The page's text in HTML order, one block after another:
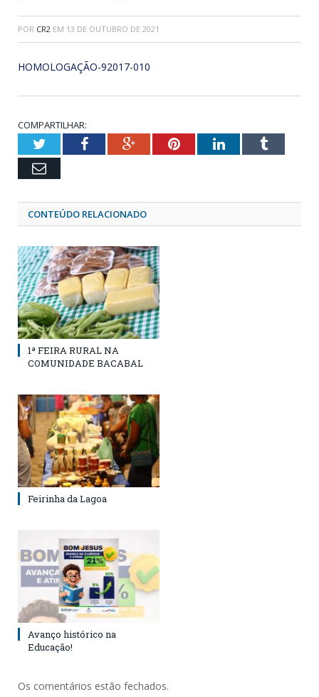
POR CR2 EM 13 DE OUTUBRO DE 2021
HOMOLOGAÇÃO-92017-010
COMPARTILHAR:
TwitterFacebookGoogle+PinterestLinkedInTumblr
Email
CONTEÚDO RELACIONADO
1ª FEIRA RURAL NA
COMUNIDADE BACABAL
Feirinha da Lagoa
Avanço histórico na
Educação!
Os comentários estão fechados.